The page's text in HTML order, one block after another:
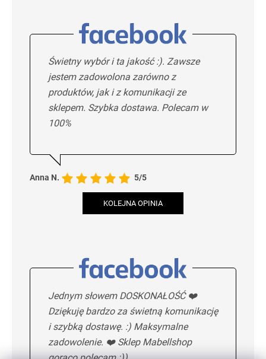
Świetny wybór i ta jakość :). Zawsze
jestem zadowolona zarówno z
produktów, jak i z komunikacji ze
sklepem. Szybka dostawa. Polecam w
100%
Anna N. 5/5
KOLEJNA OPINIA
Jednym słowem DOSKONAŁOŚĆ ❤️
Dziękuję bardzo za świetną komunikację
i szybką dostawę. :) Maksymalne
zadowolenie. ❤️ Sklep Mabellshop